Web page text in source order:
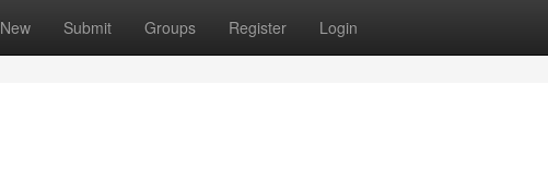
New Submit Groups Register Login